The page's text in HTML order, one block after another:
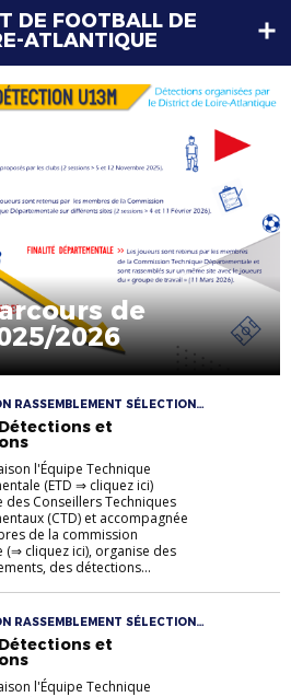
DE FOOTBALL DE
ATLANTIQUE
de
2026
RASSEMBLEMENT SÉLECTION
Détections et
l'Équipe Technique
(ETD ⇒ cliquez ici)
des Conseillers Techniques
(CTD) et accompagnée
de la commission
(⇒ cliquez ici), organise des
des détections...
RASSEMBLEMENT SÉLECTION
Détections et
l'Équipe Technique